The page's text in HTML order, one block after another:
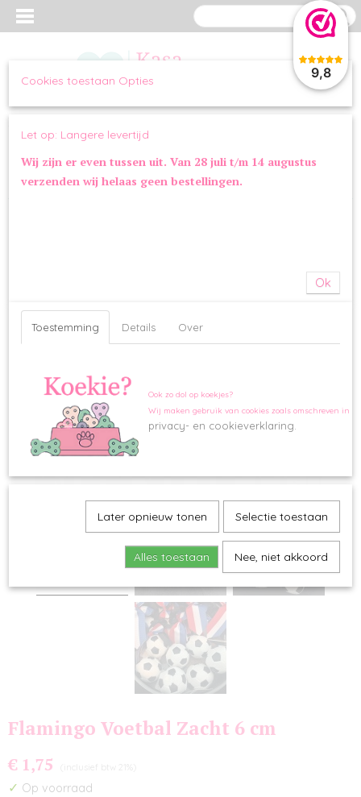
9,8
Inloggen
Home>OVERIG>SPEELGOED>Flamingo Voetbal Zacht 6 cm
Flamingo Voetbal Zacht 6 cm
€ 1,75 (inclusief btw 21%)
✓ Op voorraad
Cookies toestaan Opties
Let op: Langere levertijd
Wij zijn er even tussen uit. Van 28 juli t/m 14 augustus
verzenden wij helaas geen bestellingen.
Ok
Toestemming Details Over
Ook zo dol op koekjes?
Wij maken gebruik van cookies zoals omschreven in
privacy- en cookieverklaring.
Later opnieuw tonen Selectie toestaan
Alles toestaan Nee, niet akkoord